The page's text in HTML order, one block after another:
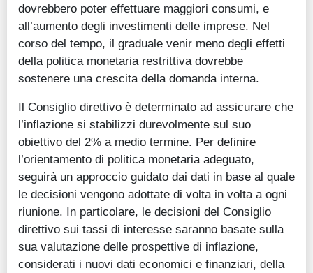
dovrebbero poter effettuare maggiori consumi, e
all’aumento degli investimenti delle imprese. Nel
corso del tempo, il graduale venir meno degli effetti
della politica monetaria restrittiva dovrebbe
sostenere una crescita della domanda interna.
Il Consiglio direttivo è determinato ad assicurare che
l’inflazione si stabilizzi durevolmente sul suo
obiettivo del 2% a medio termine. Per definire
l’orientamento di politica monetaria adeguato,
seguirà un approccio guidato dai dati in base al quale
le decisioni vengono adottate di volta in volta a ogni
riunione. In particolare, le decisioni del Consiglio
direttivo sui tassi di interesse saranno basate sulla
sua valutazione delle prospettive di inflazione,
considerati i nuovi dati economici e finanziari, della